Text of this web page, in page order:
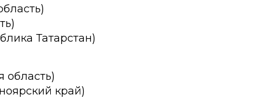
Татарстан)
область)
край)